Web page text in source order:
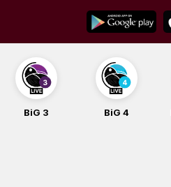
content
BiG 3 BiG 4